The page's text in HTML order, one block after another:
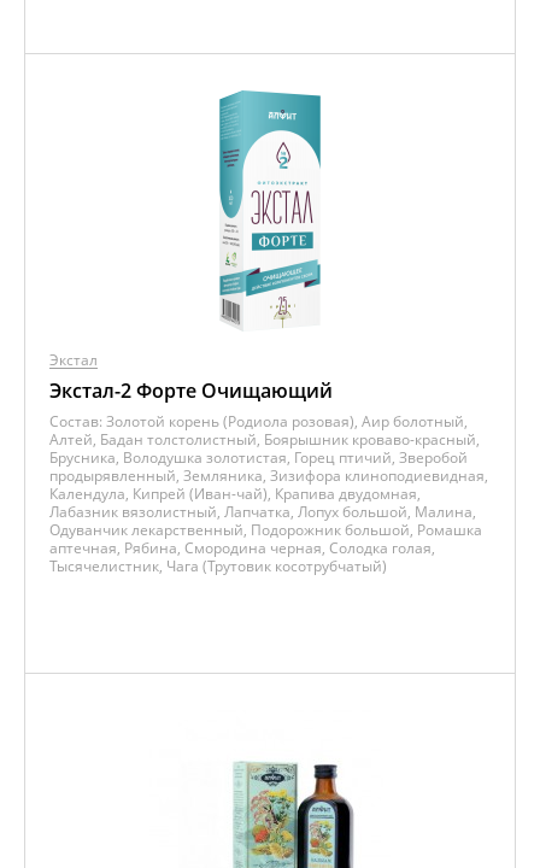
Экстал
Экстал-2 Форте Очищающий
Состав: Золотой корень (Родиола розовая), Аир болотный,
Алтей, Бадан толстолистный, Боярышник кроваво-красный,
Брусника, Володушка золотистая, Горец птичий, Зверобой
продырявленный, Земляника, Зизифора клиноподиевидная,
Календула, Кипрей (Иван-чай), Крапива двудомная,
Лабазник вязолистный, Лапчатка, Лопух большой, Малина,
Одуванчик лекарственный, Подорожник большой, Ромашка
аптечная, Рябина, Смородина черная, Солодка голая,
Тысячелистник, Чага (Трутовик косотрубчатый)